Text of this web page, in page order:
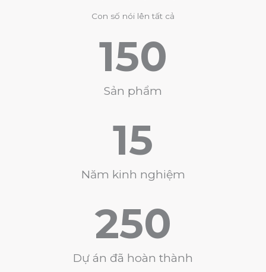
Con số nói lên tất cả
Sản phẩm
150
Năm kinh nghiệm
15
Dự án đã hoàn thành
250